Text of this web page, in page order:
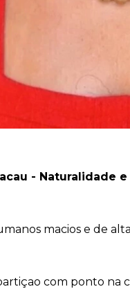
- Naturalidade
macios e de
com ponto na